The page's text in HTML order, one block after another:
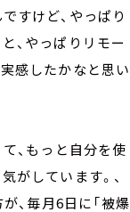
すけど、やっぱり
、やっぱりリモー
感したかなと思い
、もっと自分を使
がしています。、
、毎月6日に「被爆